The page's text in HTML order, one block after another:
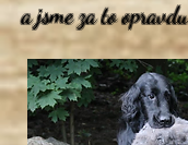
a jsme za to